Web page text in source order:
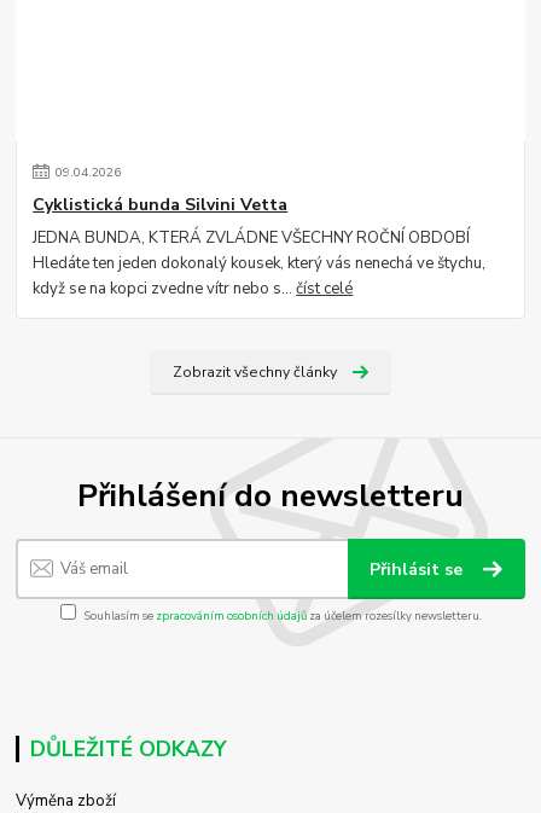
09.04.2026
Cyklistická bunda Silvini Vetta
JEDNA BUNDA, KTERÁ ZVLÁDNE VŠECHNY ROČNÍ OBDOBÍ
Hledáte ten jeden dokonalý kousek, který vás nenechá ve štychu,
když se na kopci zvedne vítr nebo s...číst celé
Zobrazit všechny články
Přihlášení do newsletteru
Přihlásit se
Souhlasím se zpracováním osobních údajůza účelem rozesílky newsletteru.
DŮLEŽITÉ ODKAZY
Výměna zboží